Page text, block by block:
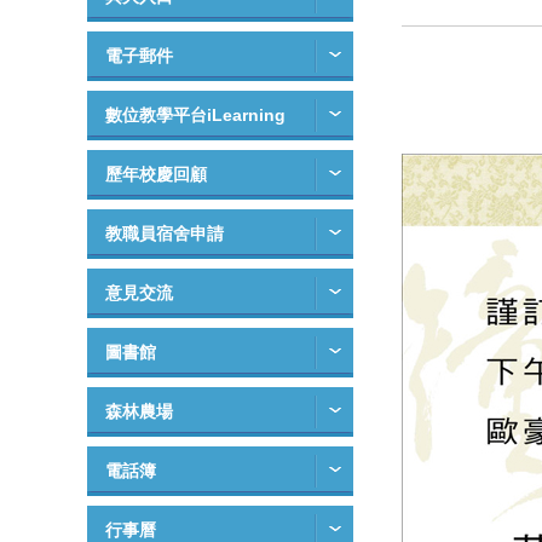
電子郵件
數位教學平台iLearning
歷年校慶回顧
教職員宿舍申請
意見交流
圖書館
森林農場
電話簿
行事曆